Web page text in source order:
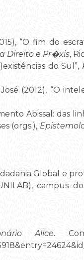
“O fim do
Direito e Pr�xis,
do Sul”,
(2012), “O
Abissal: das
(orgs.),
Global e
campus
Alice.